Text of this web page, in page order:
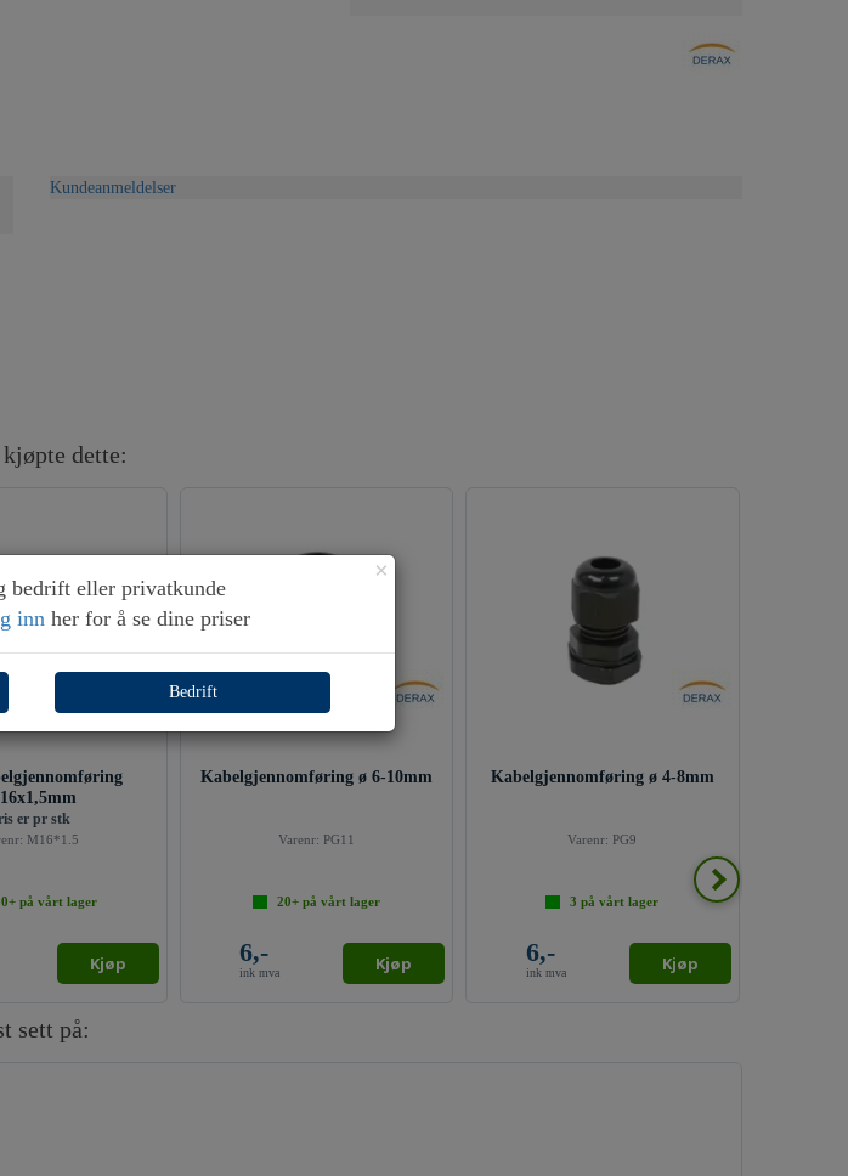
Kundeanmeldelser
dette:
er pr stk
M16*1.5
på vårt lager
Kjøp
Kabelgjennomføring ø 6-10mm
Varenr: PG11
6,-
ink mva
20+på vårt lager
Kjøp
Kabelgjennomføring ø 4-8mm
Varenr: PG9
6,-
ink mva
3 på vårt lager
Kjøp
sett på:
×
bedrift eller privatkunde
inn her for å se dine priser
Bedrift